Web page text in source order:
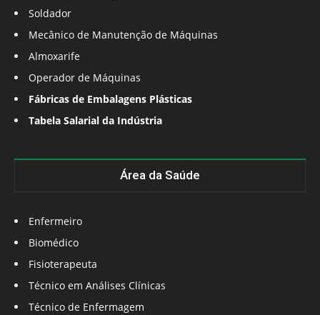
Soldador
Mecânico de Manutenção de Máquinas
Almoxarife
Operador de Máquinas
Fábricas de Embalagens Plásticas
Tabela Salarial da Indústria
Área da Saúde
Enfermeiro
Biomédico
Fisioterapeuta
Técnico em Análises Clínicas
Técnico de Enfermagem